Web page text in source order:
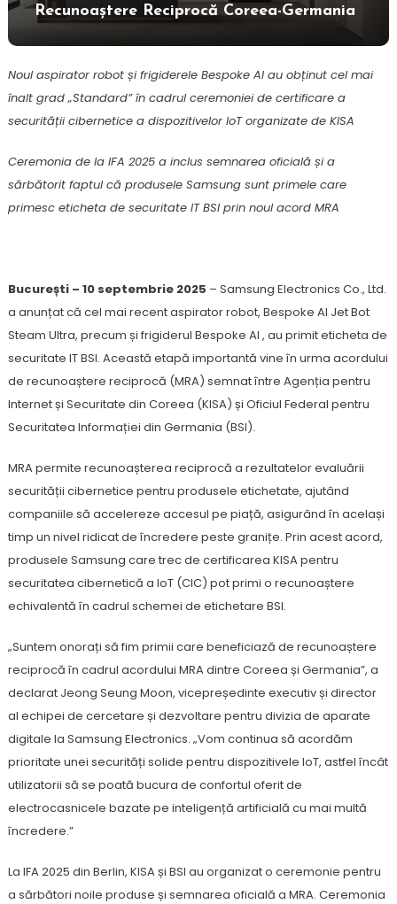
Recunoaștere Reciprocă Coreea-Germania
Noul aspirator robot și frigiderele Bespoke AI au obținut cel mai
înalt grad „Standard” în cadrul ceremoniei de certificare a
securității cibernetice a dispozitivelor IoT organizate de KISA
Ceremonia de la IFA 2025 a inclus semnarea oficială și a
sărbătorit faptul că produsele Samsung sunt primele care
primesc eticheta de securitate IT BSI prin noul acord MRA
București – 10 septembrie 2025 – Samsung Electronics Co., Ltd.
a anunțat că cel mai recent aspirator robot, Bespoke AI Jet Bot
Steam Ultra, precum și frigiderul Bespoke AI , au primit eticheta de
securitate IT BSI. Această etapă importantă vine în urma acordului
de recunoaștere reciprocă (MRA) semnat între Agenția pentru
Internet și Securitate din Coreea (KISA) și Oficiul Federal pentru
Securitatea Informației din Germania (BSI).
MRA permite recunoașterea reciprocă a rezultatelor evaluării
securității cibernetice pentru produsele etichetate, ajutând
companiile să accelereze accesul pe piață, asigurând în același
timp un nivel ridicat de încredere peste granițe. Prin acest acord,
produsele Samsung care trec de certificarea KISA pentru
securitatea cibernetică a IoT (CIC) pot primi o recunoaștere
echivalentă în cadrul schemei de etichetare BSI.
„Suntem onorați să fim primii care beneficiază de recunoaștere
reciprocă în cadrul acordului MRA dintre Coreea și Germania”, a
declarat Jeong Seung Moon, vicepreședinte executiv și director
al echipei de cercetare și dezvoltare pentru divizia de aparate
digitale la Samsung Electronics. „Vom continua să acordăm
prioritate unei securități solide pentru dispozitivele IoT, astfel încât
utilizatorii să se poată bucura de confortul oferit de
electrocasnicele bazate pe inteligență artificială cu mai multă
încredere.”
La IFA 2025 din Berlin, KISA și BSI au organizat o ceremonie pentru
a sărbători noile produse și semnarea oficială a MRA. Ceremonia